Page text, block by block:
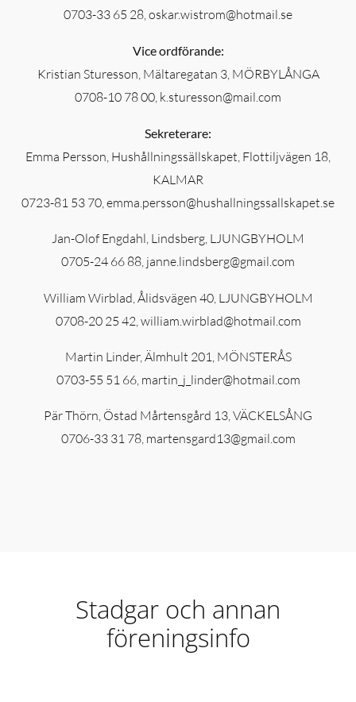
0703-33 65 28, oskar.wistrom@hotmail.se
Vice ordförande:
Kristian Sturesson, Mältaregatan 3, MÖRBYLÅNGA
0708-10 78 00, k.sturesson@mail.com
Sekreterare:
Emma Persson, Hushållningssällskapet, Flottiljvägen 18,
KALMAR
0723-81 53 70, emma.persson@hushallningssallskapet.se
Jan-Olof Engdahl, Lindsberg, LJUNGBYHOLM
0705-24 66 88, janne.lindsberg@gmail.com
William Wirblad, Ålidsvägen 40, LJUNGBYHOLM
0708-20 25 42, william.wirblad@hotmail.com
Martin Linder, Älmhult 201, MÖNSTERÅS
0703-55 51 66, martin_j_linder@hotmail.com
Pär Thörn, Östad Mårtensgård 13, VÄCKELSÅNG
0706-33 31 78, martensgard13@gmail.com
Stadgar och annan
föreningsinfo